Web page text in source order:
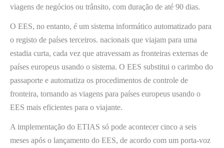
viagens de negócios ou trânsito, com duração de até 90 dias.
O EES, no entanto, é um sistema informático automatizado para
o registo de países terceiros. nacionais que viajam para uma
estadia curta, cada vez que atravessam as fronteiras externas de
países europeus usando o sistema. O EES substitui o carimbo do
passaporte e automatiza os procedimentos de controle de
fronteira, tornando as viagens para países europeus usando o
EES mais eficientes para o viajante.
A implementação do ETIAS só pode acontecer cinco a seis
meses após o lançamento do EES, de acordo com um porta-voz